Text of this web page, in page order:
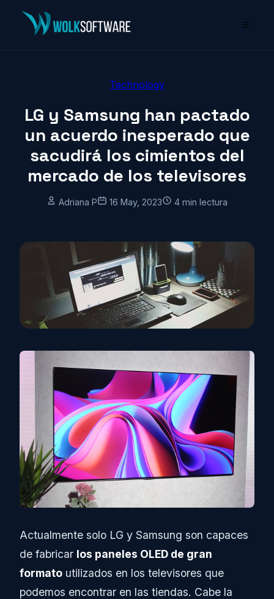
☰
Technology
LG y Samsung han pactado
un acuerdo inesperado que
sacudirá los cimientos del
mercado de los televisores
Adriana P 16 May, 2023 4 min lectura
Actualmente solo LG y Samsung son capaces
de fabricar los paneles OLED de gran
formato utilizados en los televisores que
podemos encontrar en las tiendas. Cabe la